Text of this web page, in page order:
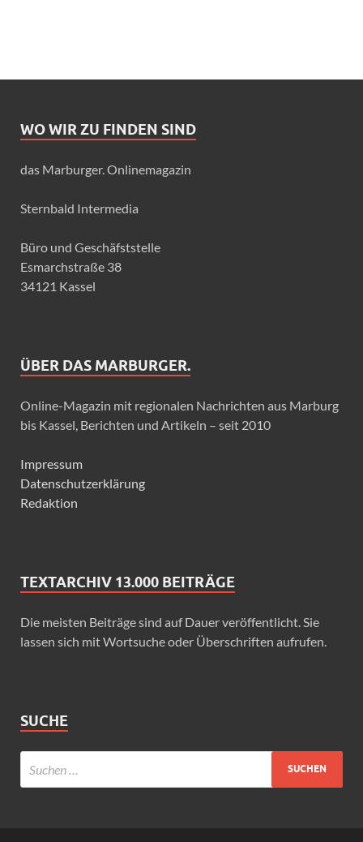
WO WIR ZU FINDEN SIND
das Marburger. Onlinemagazin
Sternbald Intermedia
Büro und Geschäfststelle
Esmarchstraße 38
34121 Kassel
ÜBER DAS MARBURGER.
Online-Magazin mit regionalen Nachrichten aus Marburg
bis Kassel, Berichten und Artikeln – seit 2010
Impressum
Datenschutzerklärung
Redaktion
TEXTARCHIV 13.000 BEITRÄGE
Die meisten Beiträge sind auf Dauer veröffentlicht. Sie
lassen sich mit Wortsuche oder Überschriften aufrufen.
SUCHE